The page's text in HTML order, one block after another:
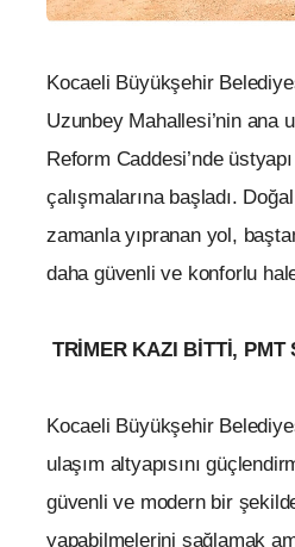
Kocaeli Büyükşehir
Uzunbey Mahallesi’nin ana
Reform Caddesi’nde
çalışmalarına başladı.
zamanla yıpranan yol,
daha güvenli ve konforlu
TRİMER KAZI BİTTİ, PMT
Kocaeli Büyükşehir
ulaşım altyapısını
güvenli ve modern bir
yapabilmelerini sağlamak